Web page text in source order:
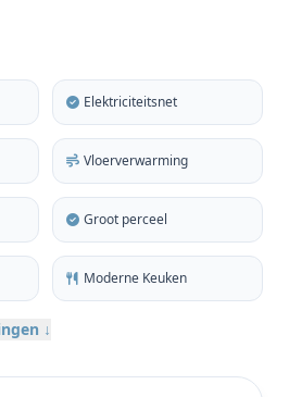
met een
ontwerp, waarbij elegante
zijn gecombineerd met
om een stijlvolle maar
creëren. Het hoofdgebouw
van ongeveer 180
ruime slaapkamers en twee
allemaal zorgvuldig
van de overvloed aan
bestaat uit een op maat
accenten van
Elektriciteitsnet
Vloerverwarming
Groot perceel
Moderne Keuken
↓